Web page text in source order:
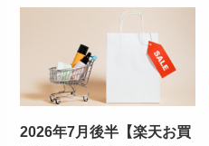
2026年7月後半【楽天お買